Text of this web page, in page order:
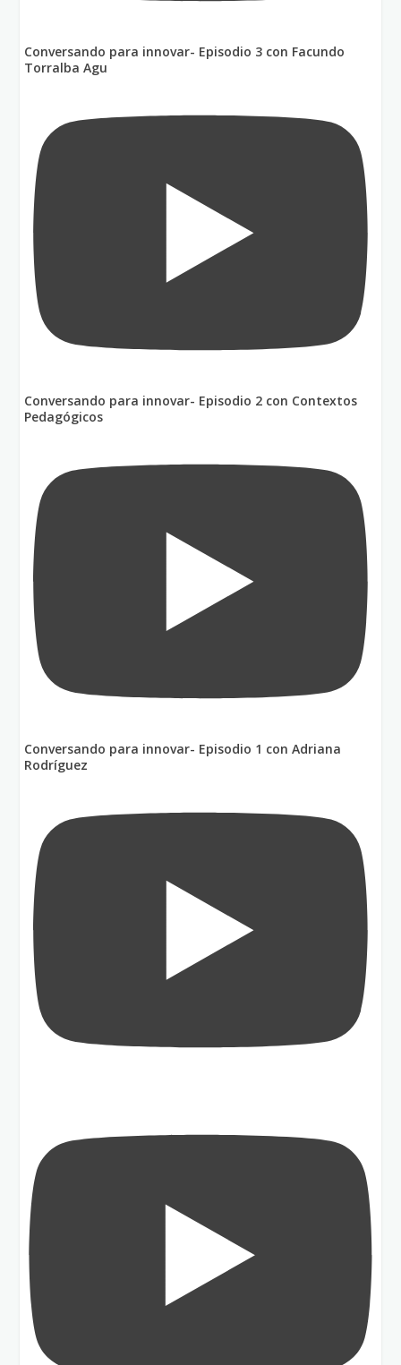
Conversando para innovar- Episodio 3 con Facundo
Torralba Agu
Conversando para innovar- Episodio 2 con Contextos
Pedagógicos
Conversando para innovar- Episodio 1 con Adriana
Rodríguez